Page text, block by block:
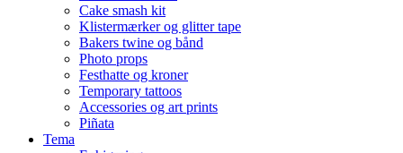
Cake smash kit
Klistermærker og glitter tape
Bakers twine og bånd
Photo props
Festhatte og kroner
Temporary tattoos
Accessories og art prints
Piñata
Tema